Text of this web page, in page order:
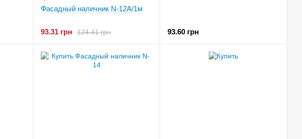
Фасадный наличник N-12A/1м
124.41 грн
93.31 грн 93.60 грн